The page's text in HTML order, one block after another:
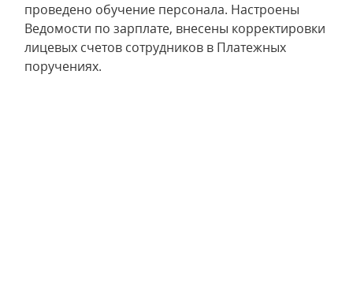
проведено обучение персонала. Настроены
Ведомости по зарплате, внесены корректировки
лицевых счетов сотрудников в Платежных
поручениях.